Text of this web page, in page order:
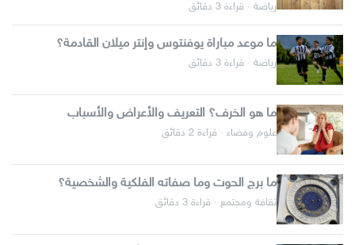
رياضة · قراءة 3 دقائق
ما موعد مباراة يوفنتوس وإنتر ميلان القادمة؟
رياضة · قراءة 3 دقائق
ما هو الخرف؟ التعريف والأعراض والأسباب
علوم وفضاء · قراءة 2 دقائق
ما برج الحوت وما صفاته الفلكية والشخصية؟
ثقافة ومجتمع · قراءة 3 دقائق